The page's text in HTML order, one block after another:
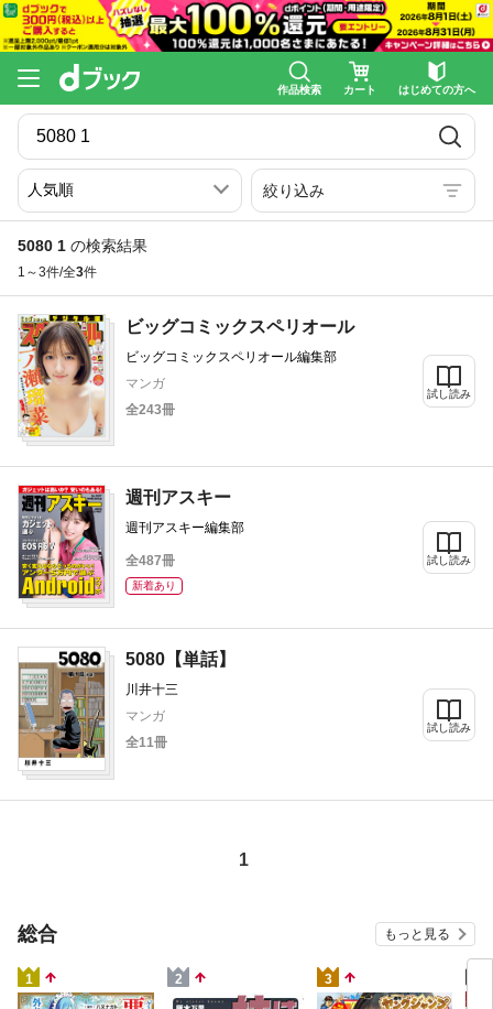
作品検索 カート はじめての方へ
絞り込み
5080 1 の検索結果
1～3件/全3件
ビッグコミックスペリオール
ビッグコミックスペリオール編集部
マンガ
全243冊
試し読み
週刊アスキー
週刊アスキー編集部
全487冊
新着あり
試し読み
5080【単話】
川井十三
マンガ
全11冊
試し読み
1
総合 もっと見る
1 2 3